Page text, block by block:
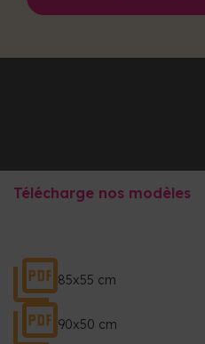
Télécharge nos modèles
85x55 cm
90x50 cm